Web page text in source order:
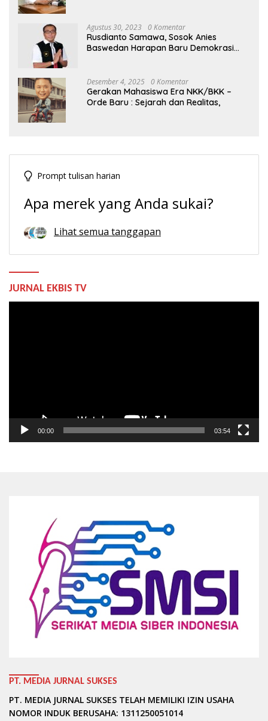
Agustus 30, 2023 0 Komentar
Rusdianto Samawa, Sosok Anies
Baswedan Harapan Baru Demokrasi
Desember 4, 2025 0 Komentar
Gerakan Mahasiswa Era NKK/BKK –
Orde Baru : Sejarah dan Realitas,
Prompt tulisan harian
Apa merek yang Anda sukai?
Lihat semua tanggapan
JURNAL EKBIS TV
00:00 03:54
PT. MEDIA JURNAL SUKSES
PT. MEDIA JURNAL SUKSES TELAH MEMILIKI IZIN USAHA
NOMOR INDUK BERUSAHA: 1311250051014